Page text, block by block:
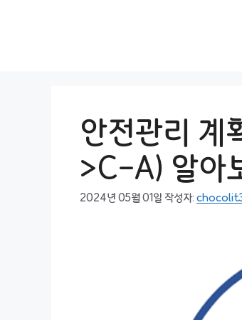
안전관리
>C-A) 알아
2024년 05월 01일 작성자: